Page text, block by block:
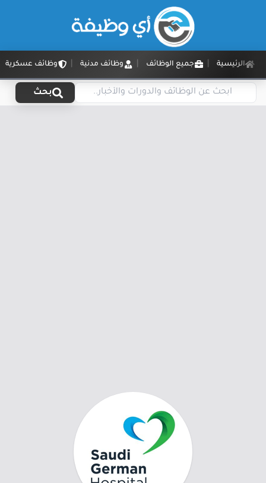
الرئيسية جميع الوظائف وظائف مدنية وظائف عسكرية
بحث